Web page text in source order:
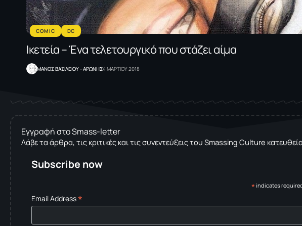
COMIC DC
Ικετεία – Ένα τελετουργικό που στάζει αίμα
ΜΑΝΟΣ ΒΑΣΙΛΕΙΟΥ - ΑΡΩΝΗΣ4 ΜΑΡΤΙΟΥ 2018
Εγγραφή στο Smass-letter
Λάβε τα άρθρα, τις κριτικές και τις συνεντεύξεις του Smassing Culture
Subscribe now
* indicates
Email Address*